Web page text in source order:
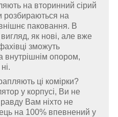
на вторинний сірий
розбираються на
паковання. В
як нові, але вже
зможуть
внутрішнім опором,
ці комірки?
у корпусі, Ви не
Вам ніхто не
на 100% впевнений у